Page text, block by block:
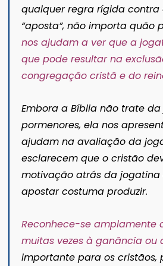
qualquer regra rígida
“aposta”, não importa quão
nos ajudam a ver que a
que pode resultar na
congregação cristã e do
Embora a Bíblia não trate
pormenores, ela nos
ajudam na avaliação da
esclarecem que o cristão
motivação atrás da jogatina
apostar costuma produzir.
Reconhece-se amplamente
muitas vezes à ganância ou
importante para os cristãos,